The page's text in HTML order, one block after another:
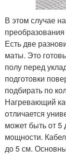
В этом случае
Есть две
маты. Это
полу перед
подготовки
подбирать по
Нагревающий
отличается
может быть от 5
мощности.
до 5 см.